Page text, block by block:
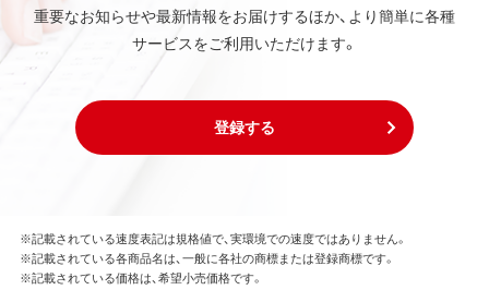
重要なお知らせや最新情報をお届けするほか、より簡単に各種
サービスをご利用いただけます。
登録する
※記載されている速度表記は規格値で、実環境での速度ではありません。
※記載されている各商品名は、一般に各社の商標または登録商標です。
※記載されている価格は、希望小売価格です。